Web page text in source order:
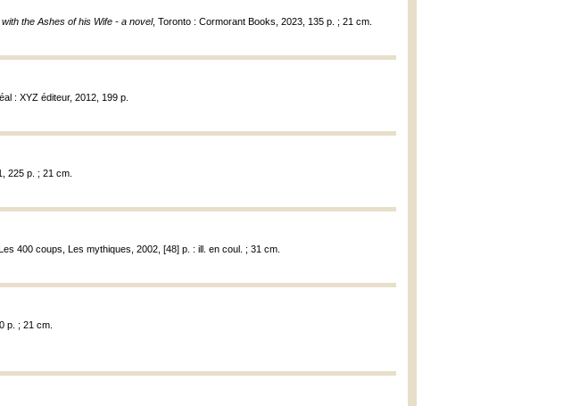
the Ashes of his Wife - a novel, Toronto : Cormorant Books, 2023, 135 p. ; 21 cm.
: XYZ éditeur, 2012, 199 p.
225 p. ; 21 cm.
Les 400 coups, Les mythiques, 2002, [48] p. : ill. en coul. ; 31 cm.
p. ; 21 cm.